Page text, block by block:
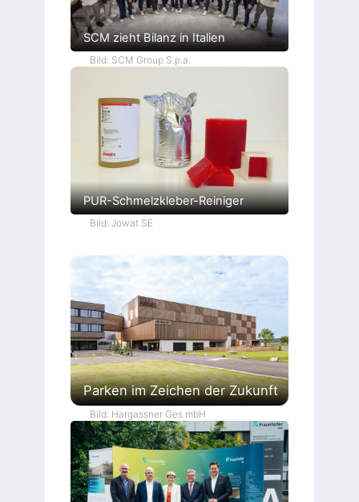
SCM zieht Bilanz in Italien
Bild: SCM Group S.p.a.
PUR-Schmelzkleber-Reiniger
Bild: Jowat SE
Parken im Zeichen der Zukunft
Bild: Hargassner Ges mbH